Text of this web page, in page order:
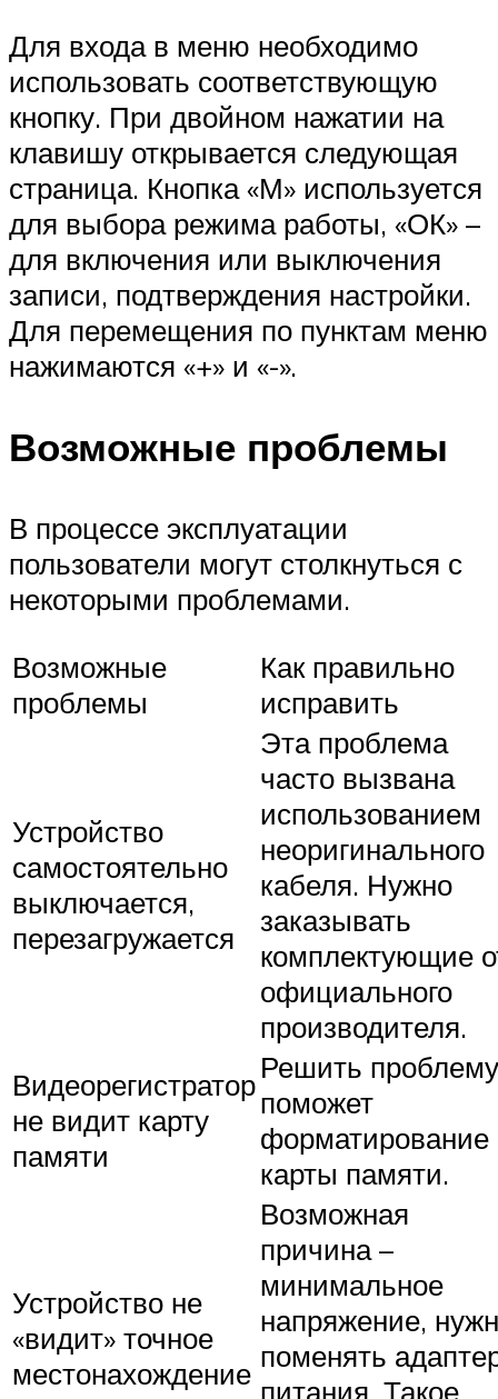
Для входа в меню необходимо
использовать соответствующую
кнопку. При двойном нажатии на
клавишу открывается следующая
страница. Кнопка «М» используется
для выбора режима работы, «ОК» –
для включения или выключения
записи, подтверждения настройки.
Для перемещения по пунктам меню
нажимаются «+» и «-».
Возможные проблемы
В процессе эксплуатации
пользователи могут столкнуться с
некоторыми проблемами.
Возможные
проблемы
Как правильно
исправить
Устройство
самостоятельно
выключается,
перезагружается
Эта проблема
часто вызвана
использованием
неоригинального
кабеля. Нужно
заказывать
комплектующие
официального
производителя.
Видеорегистратор
не видит карту
памяти
Решить проблему
поможет
форматирование
карты памяти.
Устройство не
«видит» точное
местонахождение
Возможная
причина –
минимальное
напряжение,
поменять
питания. Такое